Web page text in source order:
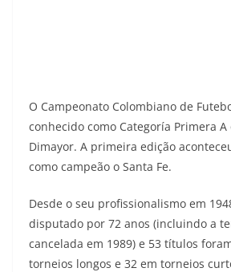
O Campeonato Colombiano de
conhecido como Categoría Primera A
Dimayor. A primeira edição
como campeão o Santa Fe.
Desde o seu profissionalismo em
disputado por 72 anos (incluindo a
cancelada em 1989) e 53 títulos
torneios longos e 32 em torneios